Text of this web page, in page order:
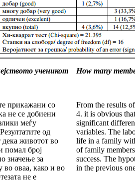
ученикот
How many
прикажани со
не се добиени
меѓу
од
дека животот во
помал број
значење за
оваа, како и во
не е
From the results
4. it is obvious
significant
variables. The
life in a family
of family
success. The
in the previous